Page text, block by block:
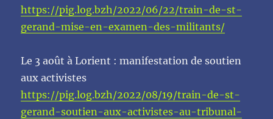
https://pig.log.bzh/2022/06/22/train-de-st-
gerand-mise-en-examen-des-militants/
Le 3 août à Lorient : manifestation de soutien
aux activistes
https://pig.log.bzh/2022/08/19/train-de-st-
gerand-soutien-aux-activistes-au-tribunal-